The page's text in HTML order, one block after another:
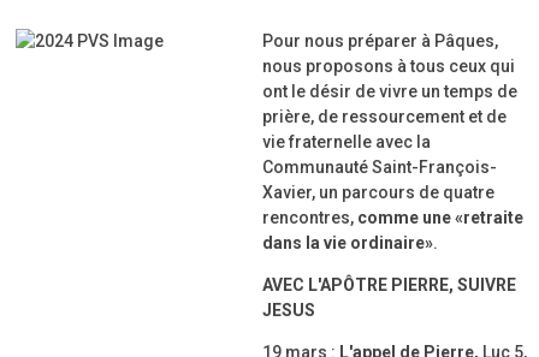
Pour nous préparer à Pâques,
nous proposons à tous ceux qui
ont le désir de vivre un temps de
prière, de ressourcement et de
vie fraternelle avec la
Communauté Saint-François-
Xavier, un parcours de quatre
rencontres, comme une «retraite
dans la vie ordinaire».
AVEC L'APÔTRE PIERRE, SUIVRE
JESUS
19 mars : L'appel de Pierre, Luc 5,